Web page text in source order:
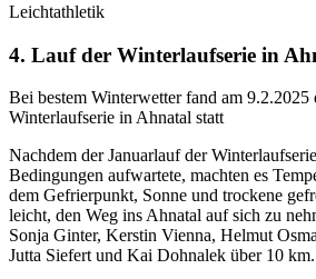
Leichtathletik
4. Lauf der Winterlaufserie in
Bei bestem Winterwetter fand am 9.2.2025
Winterlaufserie in Ahnatal statt
Nachdem der Januarlauf der
Bedingungen aufwartete, machten es
dem Gefrierpunkt, Sonne und trockene
leicht, den Weg ins Ahnatal auf sich zu
Sonja Ginter, Kerstin Vienna, Helmut
Jutta Siefert und Kai Dohnalek über 10 km.